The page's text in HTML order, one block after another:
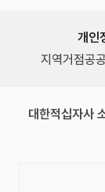
개인
지역거점공
대한적십자사